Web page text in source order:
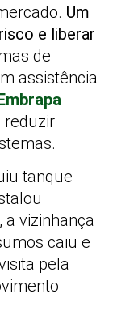
Um
e liberar
de
assistência
reduzir
tanque
a vizinhança
caiu e
pela